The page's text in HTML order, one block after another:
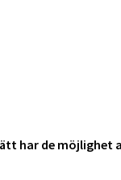
har de möjlighet